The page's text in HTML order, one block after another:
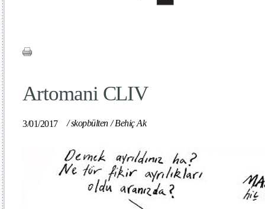
Artomani CLIV
3/01/2017 /skopbülten /Behiç Ak